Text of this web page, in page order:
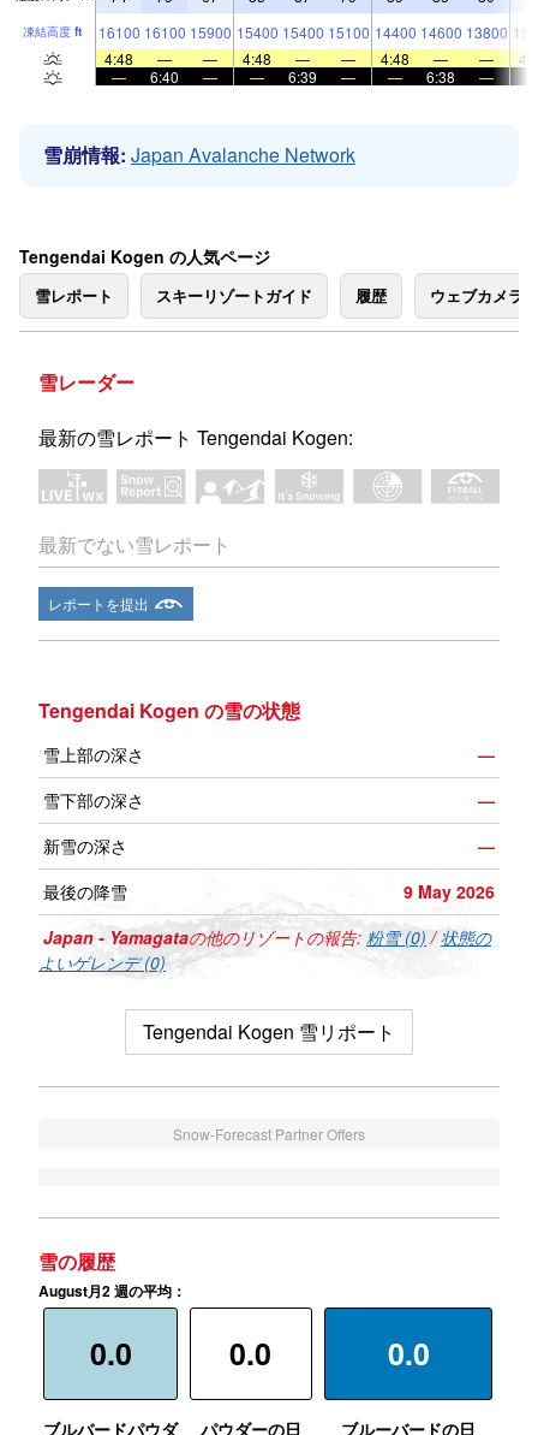
凍結高度 ft 16100 16100 15900 15400 15400 15100 14400 14600 13800
4:48
— — 4:48 — — 4:48 — —
—
6:40 — — 6:39 — — 6:38 —
雪崩情報: Japan Avalanche Network
Tengendai Kogen の人気ページ
雪レポート スキーリゾートガイド 履歴 ウェブカメラ
雪レーダー
最新の雪レポート Tengendai Kogen:
最新でない雪レポート
レポートを提出
Tengendai Kogen の雪の状態
雪上部の深さ
—
雪下部の深さ
—
新雪の深さ
—
最後の降雪
9 May 2026
Japan - Yamagataの他のリゾートの報告: 粉雪 (0) /状態の
よいゲレンデ (0)
Tengendai Kogen 雪リポート
Snow-Forecast Partner Offers
雪の履歴
August月2 週の平均：
0.0
ブルバードパウダ
0.0
パウダーの日
0.0
ブルーバードの日